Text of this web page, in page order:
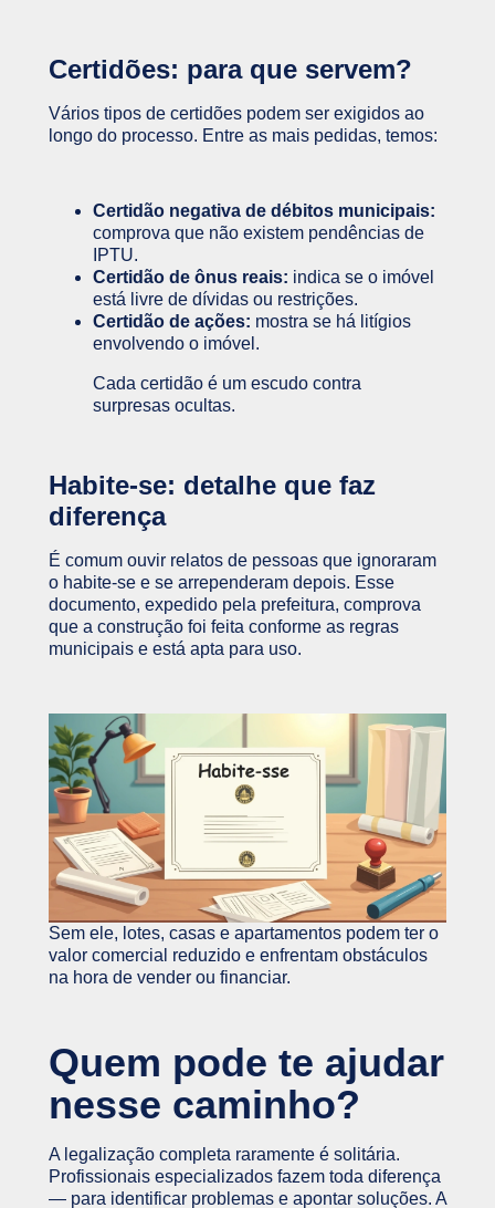
Certidões: para que servem?
Vários tipos de certidões podem ser exigidos ao
longo do processo. Entre as mais pedidas, temos:
Certidão negativa de débitos municipais:
comprova que não existem pendências de
IPTU.
Certidão de ônus reais: indica se o imóvel
está livre de dívidas ou restrições.
Certidão de ações: mostra se há litígios
envolvendo o imóvel.
Cada certidão é um escudo contra
surpresas ocultas.
Habite-se: detalhe que faz
diferença
É comum ouvir relatos de pessoas que ignoraram
o habite-se e se arrependeram depois. Esse
documento, expedido pela prefeitura, comprova
que a construção foi feita conforme as regras
municipais e está apta para uso.
Sem ele, lotes, casas e apartamentos podem ter o
valor comercial reduzido e enfrentam obstáculos
na hora de vender ou financiar.
Quem pode te ajudar
nesse caminho?
A legalização completa raramente é solitária.
Profissionais especializados fazem toda diferença
— para identificar problemas e apontar soluções. A